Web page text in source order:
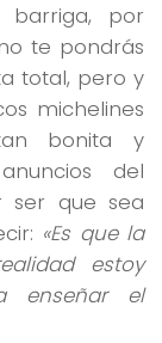
por
te pondrás
total, pero y
michelines
bonita y
del
ser que sea
«Es que la
estoy
enseñar el